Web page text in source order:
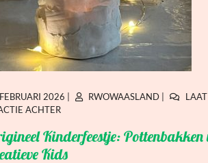
2026
GEPLAATST
RWOWAASLAND
ACHTEROP
KINDERFEESTJE:
POTTENBAKKEN
Kinderfeestje: Pottenbakken
Kids